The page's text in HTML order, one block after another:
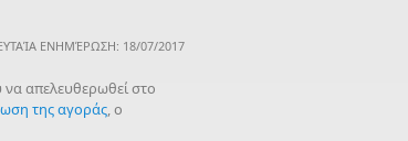
ΕΝΗΜΈΡΩΣΗ: 18/07/2017
απελευθερωθεί στο
της αγοράς, ο